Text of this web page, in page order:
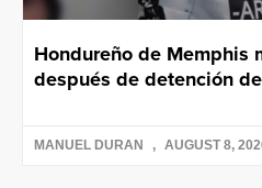
Hondureño de Memphis
después de detención
MANUEL DURAN AUGUST 8,